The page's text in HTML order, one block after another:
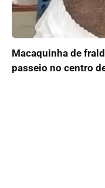
Macaquinha de
passeio no centro